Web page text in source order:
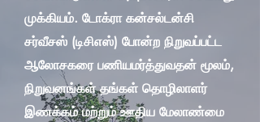
முக்கியம். டோக்ரா கன்சல்டன்சி
சர்வீசஸ் (டிசிஎஸ்) போன்ற நிறுவப்பட்ட
ஆலோசகரை பணியமர்த்துவதன் மூலம்,
நிறுவனங்கள் தங்கள் தொழிலாளர்
இணக்கம் மற்றும் ஊதிய மேலாண்மை